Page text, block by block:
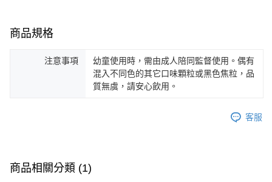
商品規格
注意事項
幼童使用時，需由成人陪同監督使用。偶有
混入不同色的其它口味顆粒或黑色焦粒，品
質無虞，請安心飲用。
客服
商品相關分類 (1)